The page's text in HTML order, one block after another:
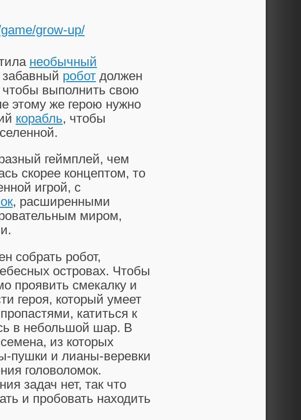
grow-up/
необычный
робот должен
выполнить свою
этому же герою нужно
корабль, чтобы
геймплей, чем
скорее концептом, то
игрой, с
, расширенными
миром,
собрать робот,
островах. Чтобы
проявить смекалку и
героя, который умеет
катиться к
в небольшой шар. В
из которых
пушки и лианы-веревки
головоломок.
задач нет, так что
и пробовать находить